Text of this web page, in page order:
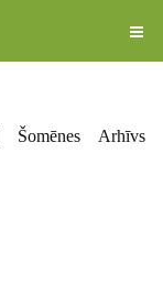
Šomēnes Arhīvs